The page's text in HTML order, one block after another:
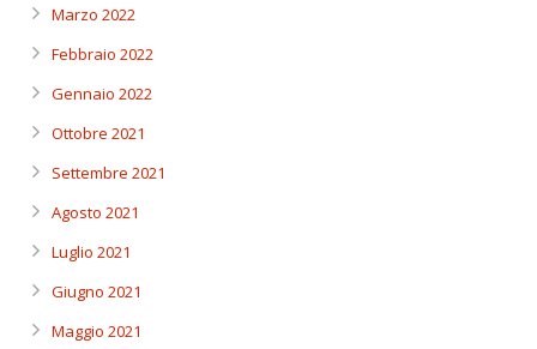
Marzo 2022
Febbraio 2022
Gennaio 2022
Ottobre 2021
Settembre 2021
Agosto 2021
Luglio 2021
Giugno 2021
Maggio 2021